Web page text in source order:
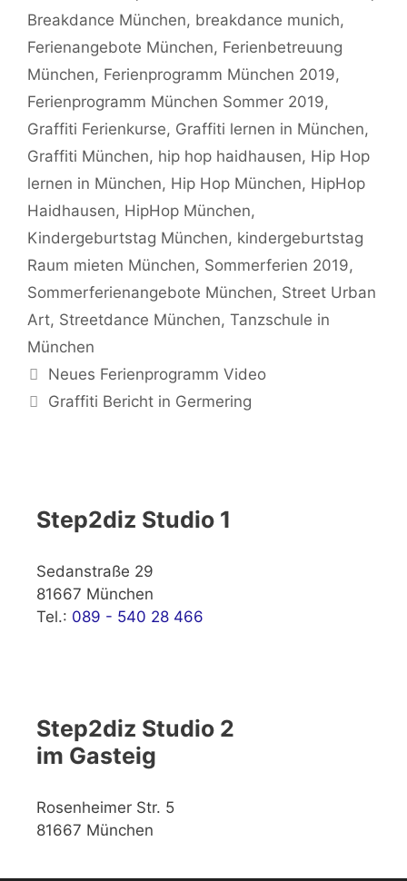
Breakdance München, breakdance munich,
Ferienangebote München, Ferienbetreuung
München, Ferienprogramm München 2019,
Ferienprogramm München Sommer 2019,
Graffiti Ferienkurse, Graffiti lernen in München,
Graffiti München, hip hop haidhausen, Hip Hop
lernen in München, Hip Hop München, HipHop
Haidhausen, HipHop München,
Kindergeburtstag München, kindergeburtstag
Raum mieten München, Sommerferien 2019,
Sommerferienangebote München, Street Urban
Art, Streetdance München, Tanzschule in
München
Neues Ferienprogramm Video
Graffiti Bericht in Germering
Step2diz Studio 1
Sedanstraße 29
81667 München
Tel.: 089 - 540 28 466
Step2diz Studio 2
im Gasteig
Rosenheimer Str. 5
81667 München